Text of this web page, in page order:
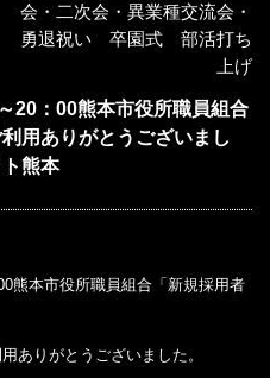
会・二次会・異業種交流会・
勇退祝い 卒園式 部活打ち
上げ
20：00熊本市役所職員組合
用ありがとうございまし
熊本
熊本市役所職員組合「新規採用者
ありがとうございました。